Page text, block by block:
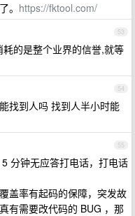
。 https://fktool.com/
53
的是整个业界的信誉,就等
54
找到人吗 找到人半小时能
55
分钟无应答打电话，打电话
盖率有起码的保障，突发故
有需要改代码的 BUG ，那